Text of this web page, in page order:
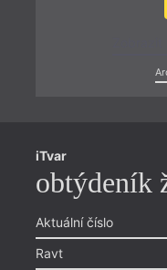
iTvar
obtýdeník
Aktuální číslo
Ravt